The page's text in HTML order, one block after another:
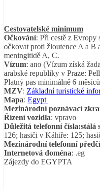
Cestovatelské minimum
Očkování: Při cestě z Evropy
očkovat proti žloutence A a B
meningitidě A, C.
Vízum: ano (Vízum získá
arabské republiky v Praze:
Platný pas minimálně 6
MZV: Základní turistické
Mapa: Egypt
Mezinárodní poznávací
Řízení vozidla: vpravo
Důležitá telefonní čísla:stálá
126; hasiči v Káhiře: 125;
Mezinárodní telefonní
Internetová doména: .eg
Zájezdy do EGYPTA